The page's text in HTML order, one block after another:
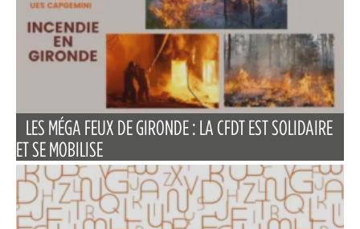
LES MÉGA FEUX DE GIRONDE : LA CFDT EST SOLIDAIRE
ET SE MOBILISE